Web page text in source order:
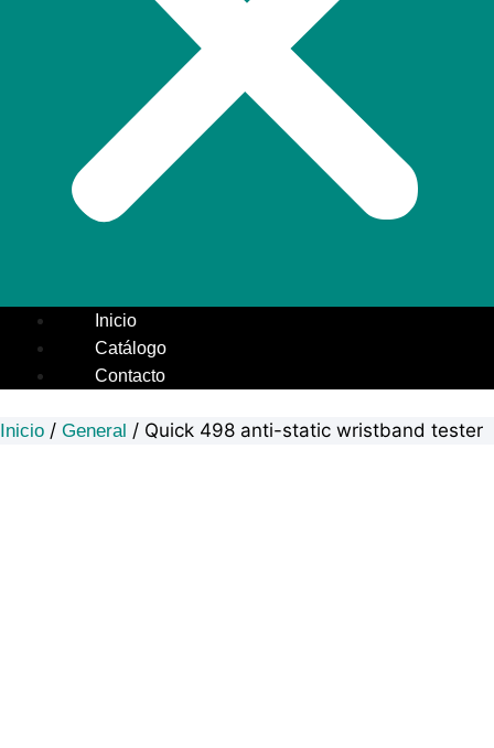
Inicio
Catálogo
Contacto
Inicio / General / Quick 498 anti-static wristband tester